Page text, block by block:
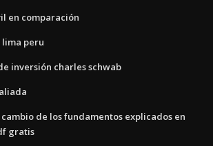
en comparación
lima peru
inversión charles schwab
de los fundamentos explicados en
gratis